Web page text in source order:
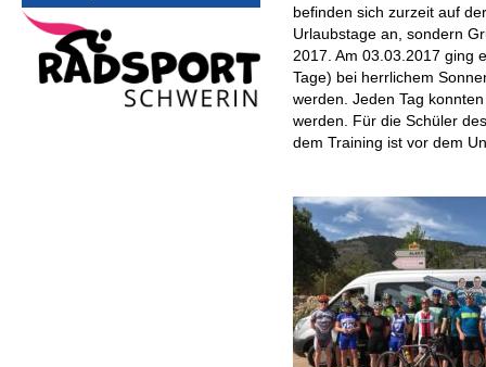
befinden sich zurzeit auf
Urlaubstage an, sondern
2017. Am 03.03.2017 ging
Tage) bei herrlichem
werden. Jeden Tag
werden. Für die Schüler
dem Training ist vor dem